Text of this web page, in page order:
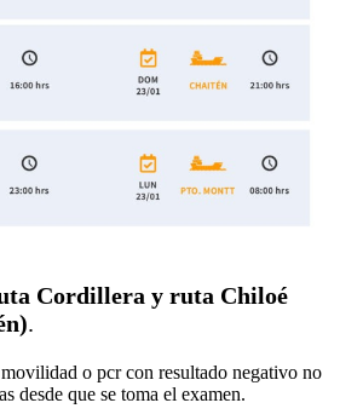
Cordillera y ruta Chiloé
.
movilidad o pcr con resultado negativo no
desde que se toma el examen.